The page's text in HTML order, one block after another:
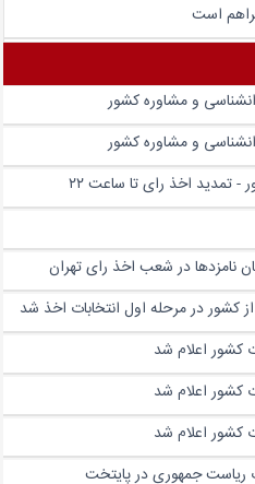
و مشاوره کشور
و مشاوره کشور